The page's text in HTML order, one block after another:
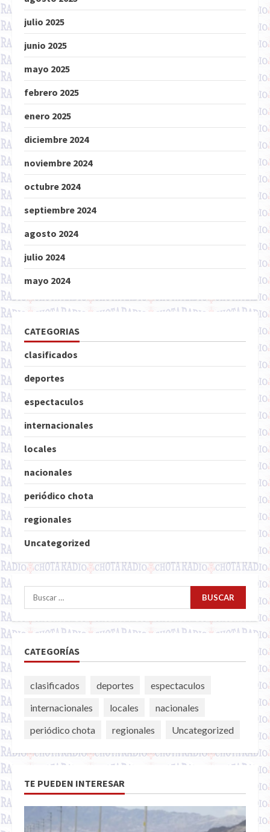
julio 2025
junio 2025
mayo 2025
febrero 2025
enero 2025
diciembre 2024
noviembre 2024
octubre 2024
septiembre 2024
agosto 2024
julio 2024
mayo 2024
CATEGORIAS
clasificados
deportes
espectaculos
internacionales
locales
nacionales
periódico chota
regionales
Uncategorized
Buscar:
CATEGORÍAS
clasificados deportes
espectaculos
internacionales
locales
nacionales
periódico chota
regionales Uncategorized
TE PUEDEN INTERESAR